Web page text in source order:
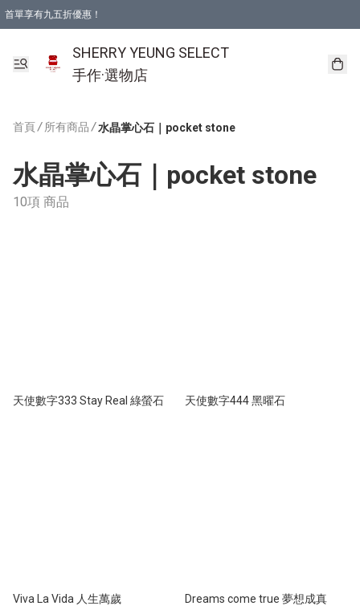
首單享有九五折優惠！
SHERRY YEUNG SELECT
手作·選物店
首頁/ 所有商品 /水晶掌心石｜pocket stone
水晶掌心石｜pocket stone
10項 商品
天使數字333 Stay Real 綠螢石 天使數字444 黑曜石
Viva La Vida 人生萬歲 Dreams come true 夢想成真